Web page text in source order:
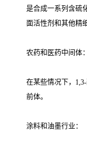
是合成一系列含硫
面活性剂和其他精
农药和医药中间体：
在某些情况下，
前体。
涂料和油墨行业：